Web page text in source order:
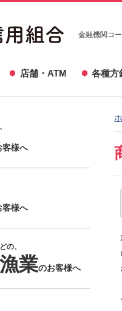
金融機関コ
店舗・ATM 各種方
客様へ
客様へ
の、
業のお客様へ